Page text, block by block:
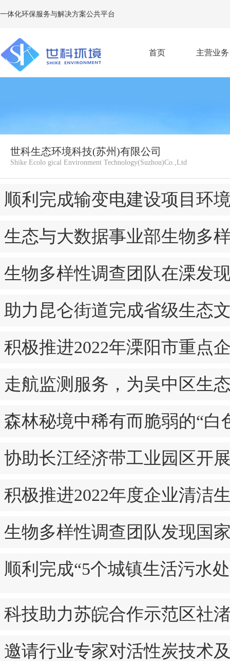
一体化环保服务与解决方案公共平台
首页 主营业务
世科生态环境科技(苏州)有限公司
Shike Ecolo gical Environment Technology(Suzhou)Co.,Ltd
顺利完成输变电建设项目环
生态与大数据事业部生物多
生物多样性调查团队在溧发
助力昆仑街道完成省级生态
积极推进2022年溧阳市重点
走航监测服务，为吴中区生
森林秘境中稀有而脆弱的“
协助长江经济带工业园区开
积极推进2022年度企业清洁
生物多样性调查团队发现国
顺利完成“5个城镇生活污水
科技助力苏皖合作示范区社
邀请行业专家对活性炭技术